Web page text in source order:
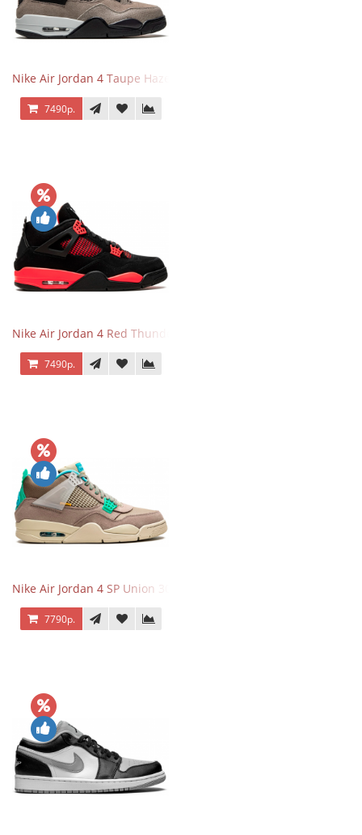
Nike Air Jordan 4 Taupe Haze
7490р.
Nike Air Jordan 4 Red Thunder
7490р.
Nike Air Jordan 4 SP Union 30th Anniversary Taupe Haze
7790р.